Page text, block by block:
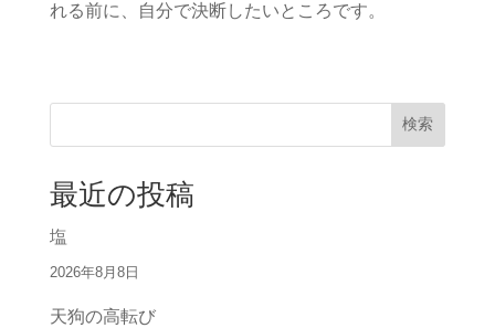
れる前に、自分で決断したいところです。
検索
最近の投稿
塩
2026年8月8日
天狗の高転び